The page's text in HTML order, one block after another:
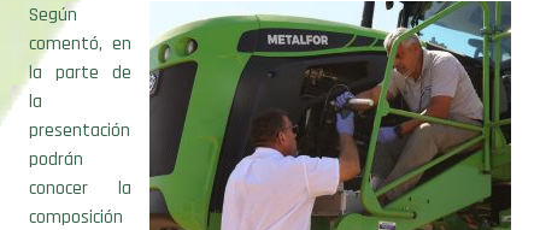
Según
comentó, en
la parte de
la
presentación
podrán
conocer la
composición